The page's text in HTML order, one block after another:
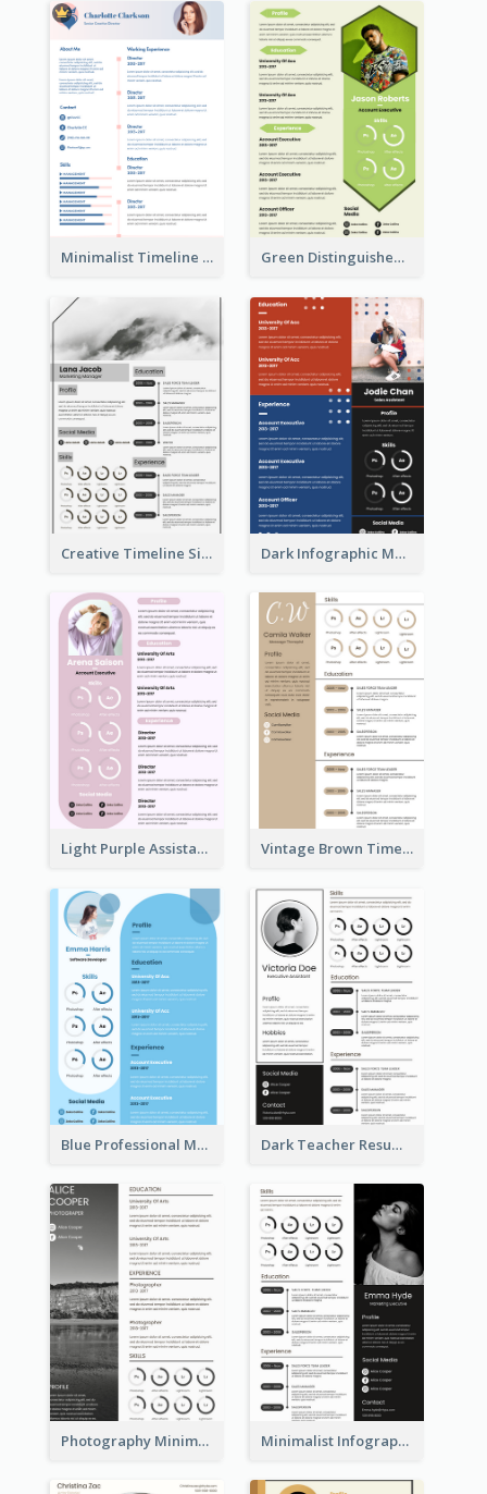
Minimalist Timeline Medical Student Resume Green Distinguished Resume
Creative Timeline Simple Resume Dark Infographic Marketing Assistant Resume
Light Purple Assistant Resume Vintage Brown Timeline Resume
Blue Professional Marketing Resume Dark Teacher Resume
Photography Minimalist Design Resume Minimalist Infographic Resume